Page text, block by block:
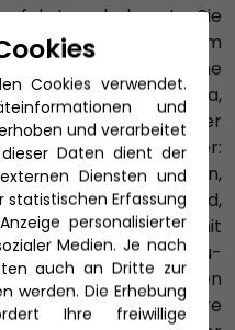
bekannt. Sie
und mündet im
Schwarze Meer. Eine
Wien, Bratislava,
Als zweitlängster
durch zehn Länder:
und Slowakei, Ungarn,
ebenso Deutschland,
können Sie mit
von zehn Donau-
bereisen und deren
Buchen Sie hier Ihre
Cookies verwendet.
und
und verarbeitet
Daten dient der
Diensten und
statistischen Erfassung
personalisierter
Medien. Je nach
auch an Dritte zur
werden. Die Erhebung
Ihre freiwillige